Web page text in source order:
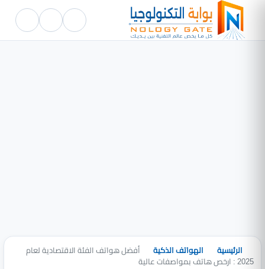
الرئيسية الهواتف الذكية أفضل هواتف الفئة الاقتصادية لعام
2025 : ارخص هاتف بمواصفات عالية